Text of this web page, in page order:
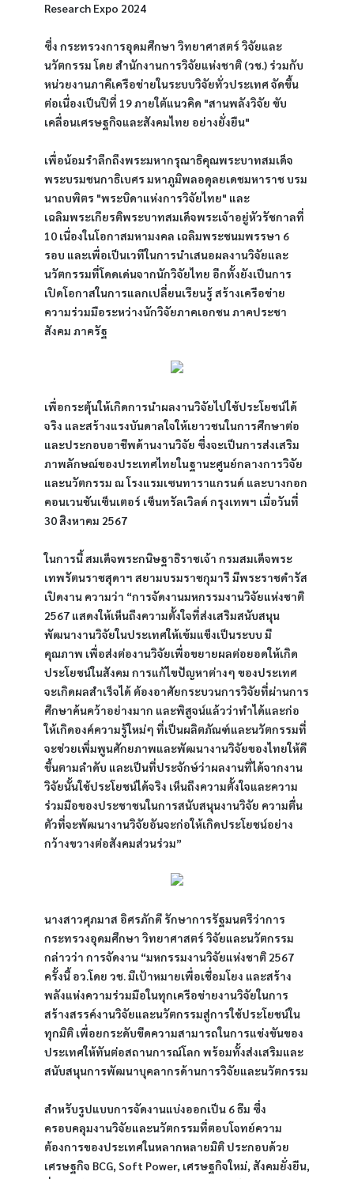
Research Expo 2024
ซึ่ง กระทรวงการอุดมศึกษา วิทยาศาสตร์ วิจัยและ
นวัตกรรม โดย สำนักงานการวิจัยแห่งชาติ (วช.) ร่วมกับ
หน่วยงานภาคีเครือข่ายในระบบวิจัยทั่วประเทศ จัดขึ้น
ต่อเนื่องเป็นปีที่ 19 ภายใต้แนวคิด "สานพลังวิจัย ขับ
เคลื่อนเศรษฐกิจและสังคมไทย อย่างยั่งยืน"
เพื่อน้อมรำลึกถึงพระมหากรุณาธิคุณพระบาทสมเด็จ
พระบรมชนกาธิเบศร มหาภูมิพลอดุลยเดชมหาราช บรม
นาถบพิตร "พระบิดาแห่งการวิจัยไทย" และ
เฉลิมพระเกียรติพระบาทสมเด็จพระเจ้าอยู่หัวรัชกาลที่
10 เนื่องในโอกาสมหามงคล เฉลิมพระชนมพรรษา 6
รอบ และเพื่อเป็นเวทีในการนำเสนอผลงานวิจัยและ
นวัตกรรมที่โดดเด่นจากนักวิจัยไทย อีกทั้งยังเป็นการ
เปิดโอกาสในการแลกเปลี่ยนเรียนรู้ สร้างเครือข่าย
ความร่วมมือระหว่างนักวิจัยภาคเอกชน ภาคประชา
สังคม ภาครัฐ
เพื่อกระตุ้นให้เกิดการนำผลงานวิจัยไปใช้ประโยชน์ได้
จริง และสร้างแรงบันดาลใจให้เยาวชนในการศึกษาต่อ
และประกอบอาชีพด้านงานวิจัย ซึ่งจะเป็นการส่งเสริม
ภาพลักษณ์ของประเทศไทยในฐานะศูนย์กลางการวิจัย
และนวัตกรรม ณ โรงแรมเซนทาราแกรนด์ และบางกอก
คอนเวนชันเซ็นเตอร์ เซ็นทรัลเวิลด์ กรุงเทพฯ เมื่อวันที่
30 สิงหาคม 2567
ในการนี้ สมเด็จพระกนิษฐาธิราชเจ้า กรมสมเด็จพระ
เทพรัตนราชสุดาฯ สยามบรมราชกุมารี มีพระราชดำรัส
เปิดงาน ความว่า “การจัดงานมหกรรมงานวิจัยแห่งชาติ
2567 แสดงให้เห็นถึงความตั้งใจที่ส่งเสริมสนับสนุน
พัฒนางานวิจัยในประเทศให้เข้มแข็งเป็นระบบ มี
คุณภาพ เพื่อส่งต่องานวิจัยเพื่อขยายผลต่อยอดให้เกิด
ประโยชน์ในสังคม การแก้ไขปัญหาต่างๆ ของประเทศ
จะเกิดผลสำเร็จได้ ต้องอาศัยกระบวนการวิจัยที่ผ่านการ
ศึกษาค้นคว้าอย่างมาก และพิสูจน์แล้วว่าทำได้และก่อ
ให้เกิดองค์ความรู้ใหม่ๆ ที่เป็นผลิตภัณฑ์และนวัตกรรมที่
จะช่วยเพิ่มพูนศักยภาพและพัฒนางานวิจัยของไทยให้ดี
ขึ้นตามลำดับ และเป็นที่ประจักษ์ว่าผลงานที่ได้จากงาน
วิจัยนั้นใช้ประโยชน์ได้จริง เห็นถึงความตั้งใจและความ
ร่วมมือของประชาชนในการสนับสนุนงานวิจัย ความตื่น
ตัวที่จะพัฒนางานวิจัยอันจะก่อให้เกิดประโยชน์อย่าง
กว้างขวางต่อสังคมส่วนร่วม”
นางสาวศุภมาส อิศรภักดี รักษาการรัฐมนตรีว่าการ
กระทรวงอุดมศึกษา วิทยาศาสตร์ วิจัยและนวัตกรรม
กล่าวว่า การจัดงาน “มหกรรมงานวิจัยแห่งชาติ 2567
ครั้งนี้ อว.โดย วช. มีเป้าหมายเพื่อเชื่อมโยง และสร้าง
พลังแห่งความร่วมมือในทุกเครือข่ายงานวิจัยในการ
สร้างสรรค์งานวิจัยและนวัตกรรมสู่การใช้ประโยชน์ใน
ทุกมิติ เพื่อยกระดับขีดความสามารถในการแข่งขันของ
ประเทศให้ทันต่อสถานการณ์โลก พร้อมทั้งส่งเสริมและ
สนับสนุนการพัฒนาบุคลากรด้านการวิจัยและนวัตกรรม
สำหรับรูปแบบการจัดงานแบ่งออกเป็น 6 ธีม ซึ่ง
ครอบคลุมงานวิจัยและนวัตกรรมที่ตอบโจทย์ความ
ต้องการของประเทศในหลากหลายมิติ ประกอบด้วย
เศรษฐกิจ BCG, Soft Power, เศรษฐกิจใหม่, สังคมยั่งยืน,